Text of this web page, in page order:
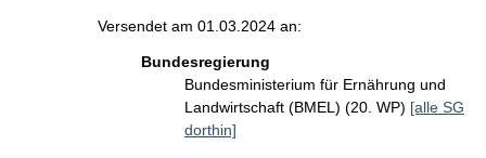
Versendet am 01.03.2024 an:
Bundesregierung
Bundesministerium für Ernährung und
Landwirtschaft (BMEL) (20. WP) [alle SG
dorthin]